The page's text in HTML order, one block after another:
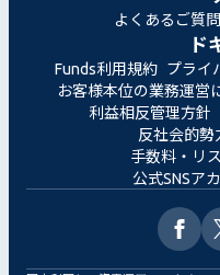
よくあるご質問
ド
Funds利用規約 プライ
お客様本位の業務運営
利益相反管理方針
反社会的勢
手数料・リ
公式SNSア